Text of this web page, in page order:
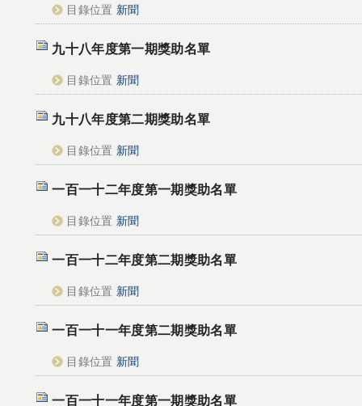
目錄位置 新聞
九十八年度第一期獎助名單
目錄位置 新聞
九十八年度第二期獎助名單
目錄位置 新聞
一百一十二年度第一期獎助名單
目錄位置 新聞
一百一十二年度第二期獎助名單
目錄位置 新聞
一百一十一年度第二期獎助名單
目錄位置 新聞
一百一十一年度第一期獎助名單